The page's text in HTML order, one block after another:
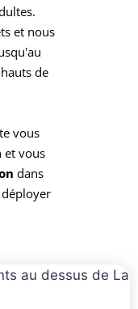
et nous
de
vous
et vous
dans
déployer